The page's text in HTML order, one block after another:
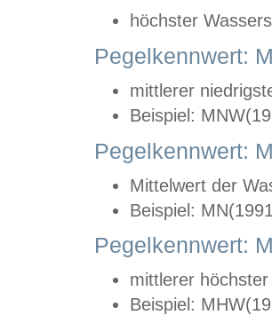
höchster
Pegelkennwert:
mittlerer
Beispiel:
Pegelkennwert:
Mittelwert der
Beispiel:
Pegelkennwert:
mittlerer
Beispiel: